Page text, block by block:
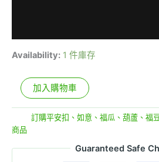
Availability: 1 件庫存
加入購物車
訂購平安扣、如意、福瓜、葫蘆、福
商品
Guaranteed Safe